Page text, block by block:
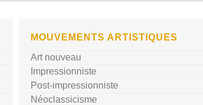
MOUVEMENTS ARTISTIQUES
Art nouveau
Impressionniste
Post-impressionniste
Néoclassicisme